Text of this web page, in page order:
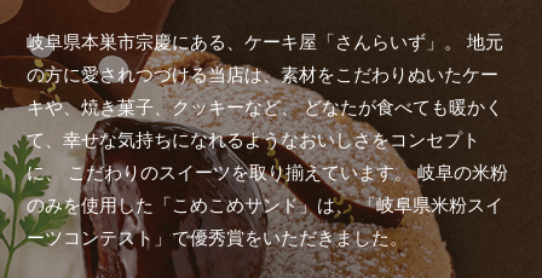
岐阜県本巣市宗慶にある、ケーキ屋「さんらいず」。
地元
の方に愛されつづける当店は、素材をこだわりぬいたケー
キや、焼き菓子、クッキーなど、 どなたが食べても暖かく
て、幸せな気持ちになれるようなおいしさをコンセプト
に、
こだわりのスイーツを取り揃えています。 岐阜の米粉
のみを使用した「こめこめサンド」は、 「岐阜県米粉スイ
ーツコンテスト」で優秀賞をいただきました。